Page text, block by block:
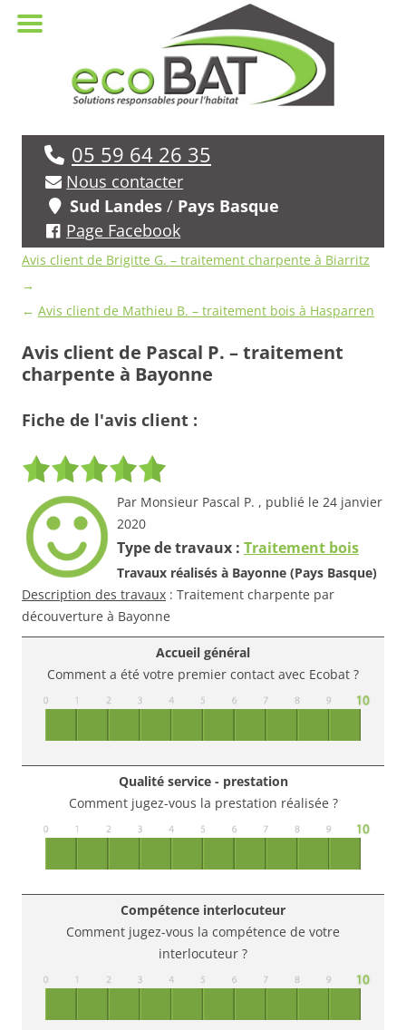
05 59 64 26 35
Nous contacter
Sud Landes / Pays Basque
Page Facebook
Navigation
des
avis
Avis client de Brigitte G. – traitement charpente à Biarritz
→
← Avis client de Mathieu B. – traitement bois à Hasparren
Avis client de Pascal P. – traitement
charpente à Bayonne
Fiche de l'avis client :
Par Monsieur Pascal P. , publié le 24 janvier
2020
Type de travaux : Traitement bois
Travaux réalisés à Bayonne (Pays Basque)
Description des travaux : Traitement charpente par
découverture à Bayonne
Accueil général
Comment a été votre premier contact avec Ecobat ?
Qualité service - prestation
Comment jugez-vous la prestation réalisée ?
Compétence interlocuteur
Comment jugez-vous la compétence de votre
interlocuteur ?